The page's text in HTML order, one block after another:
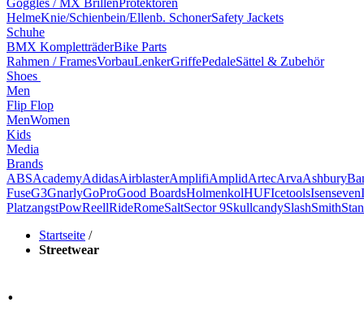
Goggles / MX BrillenProtektoren
HelmeKnie/Schienbein/Ellenb. SchonerSafety Jackets
Schuhe
BMX KompletträderBike Parts
Rahmen / FramesVorbauLenkerGriffePedaleSättel & Zubehör
Shoes
Men
Flip Flop
MenWomen
Kids
Media
Brands
ABSAcademyAdidasAirblasterAmplifiAmplidArtecArvaAshbury
FuseG3GnarlyGoProGood BoardsHolmenkolHUFIcetoolsIsenseven
PlatzangstPowReellRideRomeSaltSector 9SkullcandySlashSmith
Startseite /
Streetwear
.